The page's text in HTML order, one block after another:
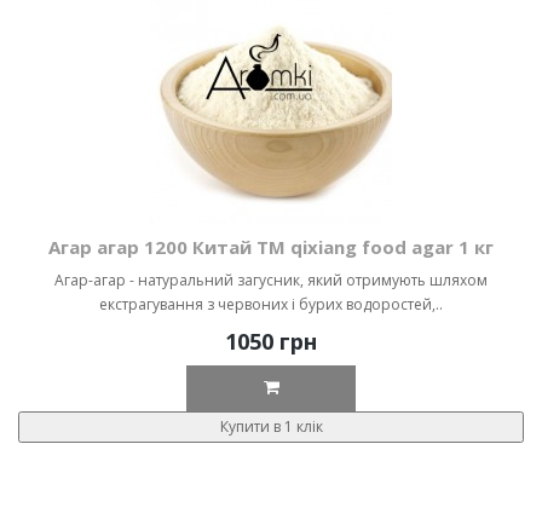
Агар агар 1200 Китай ТМ qixiang food agar 1 кг
Агар-агар - натуральний загусник, який отримують шляхом
екстрагування з червоних і бурих водоростей,..
1050 грн
Купити в 1 клік